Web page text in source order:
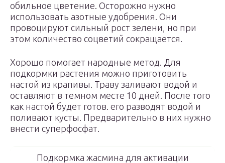
обильное цветение. Осторожно нужно
использовать азотные удобрения. Они
провоцируют сильный рост зелени, но при
этом количество соцветий сокращается.
Хорошо помогает народные метод. Для
подкормки растения можно приготовить
настой из крапивы. Траву заливают водой и
оставляют в темном месте 10 дней. После того
как настой будет готов. его разводят водой и
поливают кусты. Предварительно в них нужно
внести суперфосфат.
Подкормка жасмина для активации